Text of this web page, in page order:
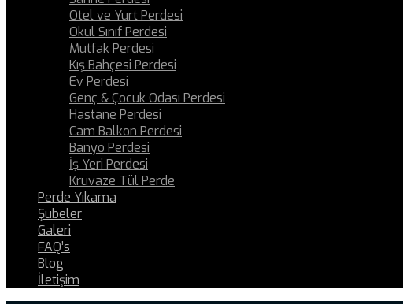
Otel ve Yurt Perdesi
Okul Sınıf Perdesi
Mutfak Perdesi
Kış Bahçesi Perdesi
Ev Perdesi
Genç & Çocuk Odası Perdesi
Hastane Perdesi
Cam Balkon Perdesi
Banyo Perdesi
İş Yeri Perdesi
Kruvaze Tül Perde
Perde Yıkama
Şubeler
Galeri
FAQ’s
Blog
İletişim